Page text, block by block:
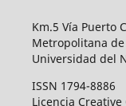
Km.5 Vía Puerto
Metropolitana
Universidad del
ISSN 1794-8886
Licencia Creative